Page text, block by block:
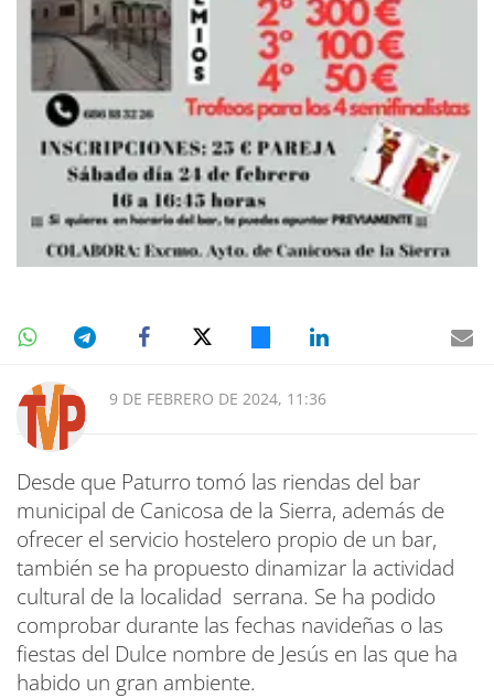
9 DE FEBRERO DE 2024, 11:36
Desde que Paturro tomó las riendas del bar
municipal de Canicosa de la Sierra, además de
ofrecer el servicio hostelero propio de un bar,
también se ha propuesto dinamizar la actividad
cultural de la localidad serrana. Se ha podido
comprobar durante las fechas navideñas o las
fiestas del Dulce nombre de Jesús en las que ha
habido un gran ambiente.